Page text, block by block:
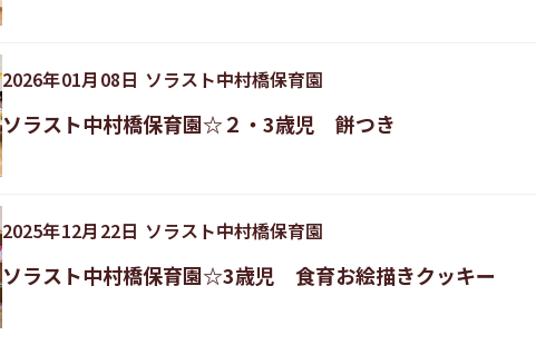
2026年01月08日 ソラスト中村橋保育園
ソラスト中村橋保育園☆２・3歳児 餅つき
2025年12月22日 ソラスト中村橋保育園
ソラスト中村橋保育園☆3歳児 食育お絵描きクッキー